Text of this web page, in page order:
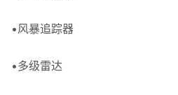
•风暴追踪器
•多级雷达